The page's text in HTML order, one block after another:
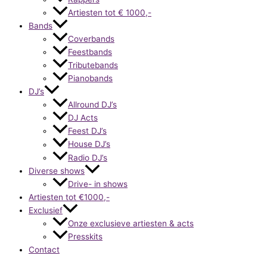
Artiesten tot € 1000,-
Bands
Coverbands
Feestbands
Tributebands
Pianobands
DJ’s
Allround DJ’s
DJ Acts
Feest DJ’s
House DJ’s
Radio DJ’s
Diverse shows
Drive- in shows
Artiesten tot €1000,-
Exclusief
Onze exclusieve artiesten & acts
Presskits
Contact